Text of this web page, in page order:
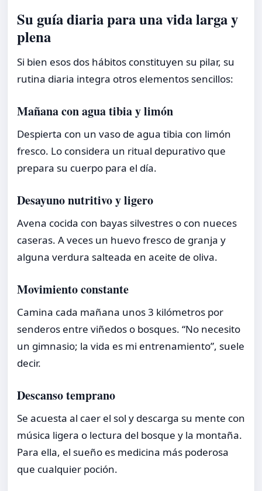
Su guía diaria para una vida larga y
plena
Si bien esos dos hábitos constituyen su pilar, su
rutina diaria integra otros elementos sencillos:
Mañana con agua tibia y limón
Despierta con un vaso de agua tibia con limón
fresco. Lo considera un ritual depurativo que
prepara su cuerpo para el día.
Desayuno nutritivo y ligero
Avena cocida con bayas silvestres o con nueces
caseras. A veces un huevo fresco de granja y
alguna verdura salteada en aceite de oliva.
Movimiento constante
Camina cada mañana unos 3 kilómetros por
senderos entre viñedos o bosques. “No necesito
un gimnasio; la vida es mi entrenamiento”, suele
decir.
Descanso temprano
Se acuesta al caer el sol y descarga su mente con
música ligera o lectura del bosque y la montaña.
Para ella, el sueño es medicina más poderosa
que cualquier poción.